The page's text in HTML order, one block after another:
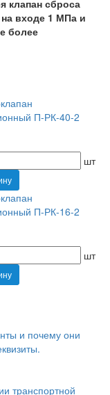
клапан сброса
входе 1 МПа и
более
П-РК-40-2
шт
П-РК-16-2
шт
и почему они
транспортной